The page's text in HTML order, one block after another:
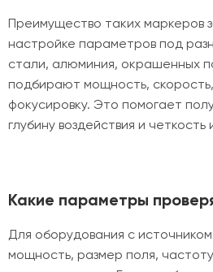
Преимущество таких маркеров
настройке параметров под
стали, алюминия, окрашенных
подбирают мощность,
фокусировку. Это помогает
глубину воздействия и четкость
Какие параметры
Для оборудования с
мощность, размер поля,